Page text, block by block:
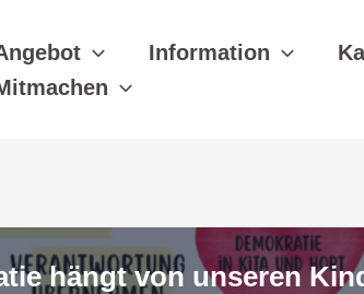
Information
hängt von unseren